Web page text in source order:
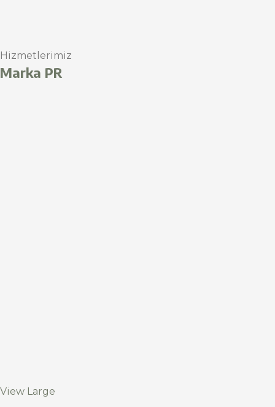
Hizmetlerimiz
Marka PR
View Large